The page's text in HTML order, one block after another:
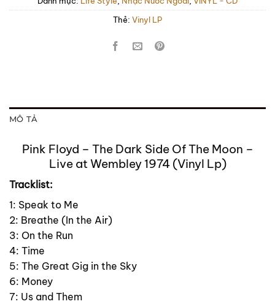
Thẻ: Vinyl LP
MÔ TẢ
Pink Floyd – The Dark Side Of The Moon –
Live at Wembley 1974 (Vinyl Lp)
Tracklist:
1: Speak to Me
2: Breathe (In the Air)
3: On the Run
4: Time
5: The Great Gig in the Sky
6: Money
7: Us and Them